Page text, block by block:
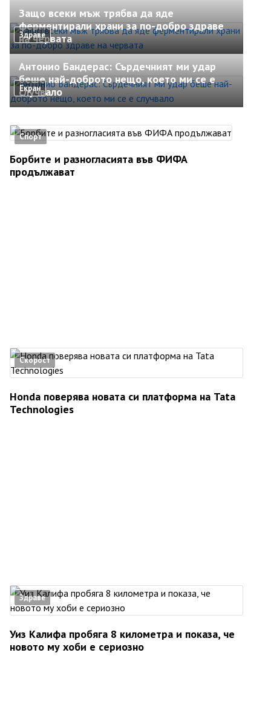
Здраве
Защо всеки мъж трябва да яде
ферментирали храни за по-добро здраве
на червата
Екран
Антонио Бандерас: Сърдечният ми удар
беше най-доброто нещо, което ми се е
случвало
Спорт
Борбите и разногласията във ФИФА
продължават
Скорост
Honda поверява новата си платформа на Tata
Technologies
Здраве
Уиз Калифа пробяга 8 километра и показа, че
новото му хоби е сериозно